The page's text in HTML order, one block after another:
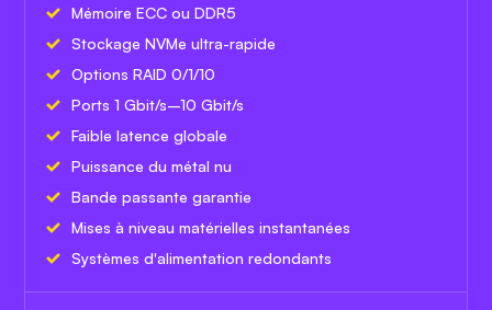
Mémoire ECC ou DDR5
Stockage NVMe ultra-rapide
Options RAID 0/1/10
Ports 1 Gbit/s–10 Gbit/s
Faible latence globale
Puissance du métal nu
Bande passante garantie
Mises à niveau matérielles instantanées
Systèmes d'alimentation redondants